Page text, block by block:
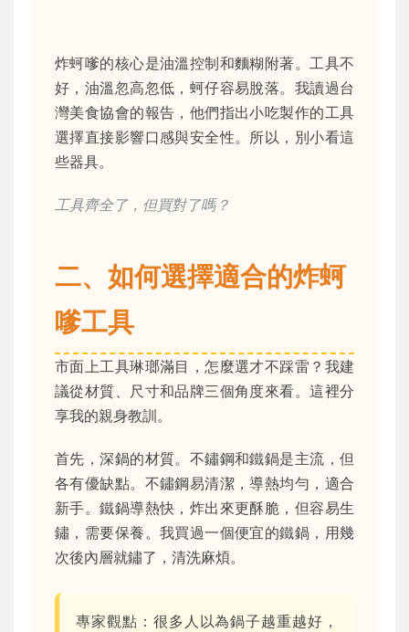
炸蚵嗲的核心是油溫控制和麵糊附著。工具不
好，油溫忽高忽低，蚵仔容易脫落。我讀過台
灣美食協會的報告，他們指出小吃製作的工具
選擇直接影響口感與安全性。所以，別小看這
些器具。
工具齊全了，但買對了嗎？
二、如何選擇適合的炸蚵
嗲工具
市面上工具琳瑯滿目，怎麼選才不踩雷？我建
議從材質、尺寸和品牌三個角度來看。這裡分
享我的親身教訓。
首先，深鍋的材質。不鏽鋼和鐵鍋是主流，但
各有優缺點。不鏽鋼易清潔，導熱均勻，適合
新手。鐵鍋導熱快，炸出來更酥脆，但容易生
鏽，需要保養。我買過一個便宜的鐵鍋，用幾
次後內層就鏽了，清洗麻煩。
專家觀點：很多人以為鍋子越重越好，